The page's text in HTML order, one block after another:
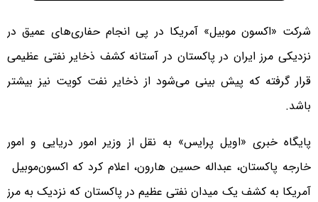
شرکت «اکسون موبیل» آمریکا در پی انجام حفاری‌های عمیق در
نزدیکی مرز ایران در پاکستان در آستانه کشف ذخایر نفتی عظیمی
قرار گرفته که پیش بینی می‌شود از ذخایر نفت کویت نیز بیشتر
باشد.
پایگاه خبری «اویل پرایس» به نقل از وزیر امور دریایی و امور
خارجه پاکستان، عبداله حسین هارون، اعلام کرد که اکسون‌موبیل
آمریکا به کشف یک میدان نفتی عظیم در پاکستان که نزدیک به مرز